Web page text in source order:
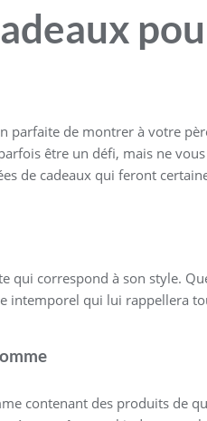
parfaite de montrer à votre
être un défi, mais ne
de cadeaux qui feront
qui correspond à son style.
intemporel qui lui rappellera
contenant des produits de